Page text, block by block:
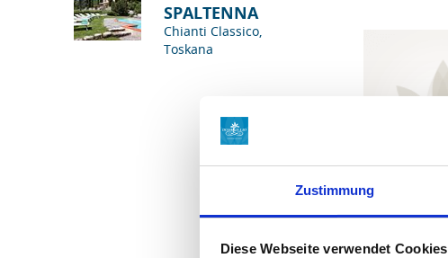
Zustimmung
Diese Webseite verwendet Cookies
SPALTENNA
Chianti Classico,
Toskana